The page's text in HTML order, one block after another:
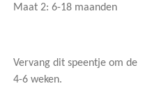
Maat 2: 6-18 maanden
Vervang dit speentje om de
4-6 weken.